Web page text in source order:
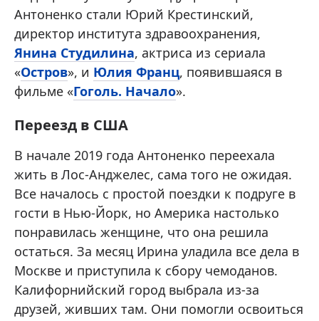
Антоненко стали Юрий Крестинский,
директор института здравоохранения,
Янина Студилина, актриса из сериала
«Остров», и Юлия Франц, появившаяся в
фильме «Гоголь. Начало».
Переезд в США
В начале 2019 года Антоненко переехала
жить в Лос-Анджелес, сама того не ожидая.
Все началось с простой поездки к подруге в
гости в Нью-Йорк, но Америка настолько
понравилась женщине, что она решила
остаться. За месяц Ирина уладила все дела в
Москве и приступила к сбору чемоданов.
Калифорнийский город выбрала из-за
друзей, живших там. Они помогли освоиться